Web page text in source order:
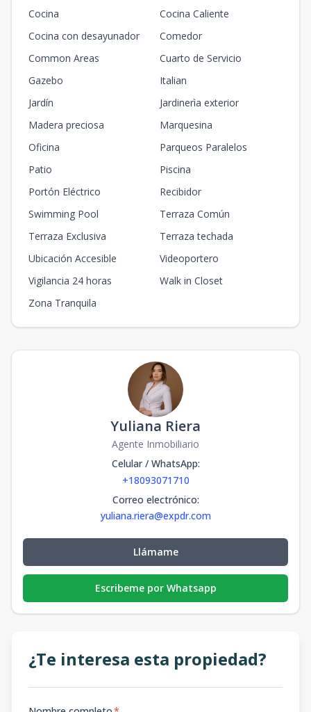
Cocina
Cocina Caliente
Cocina con desayunador
Comedor
Common Areas
Cuarto de Servicio
Gazebo
Italian
Jardín
Jardinerìa exterior
Madera preciosa
Marquesina
Oficina
Parqueos Paralelos
Patio
Piscina
Portón Eléctrico
Recibidor
Swimming Pool
Terraza Común
Terraza Exclusiva
Terraza techada
Ubicación Accesible
Videoportero
Vigilancia 24 horas
Walk in Closet
Zona Tranquila
Yuliana Riera
Agente Inmobiliario
Celular / WhatsApp:
+18093071710
Correo electrónico:
yuliana.riera@expdr.com
Llámame
Escribeme por Whatsapp
¿Te interesa esta propiedad?